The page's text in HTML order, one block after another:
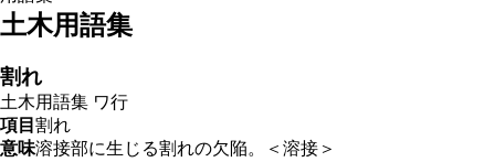
土木用語集
割れ
土木用語集 ワ行
項目 割れ
意味溶接部に生じる割れの欠陥。＜溶接＞